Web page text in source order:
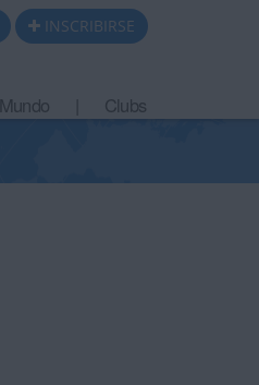
INSCRIBIRSE
Mundo Clubs